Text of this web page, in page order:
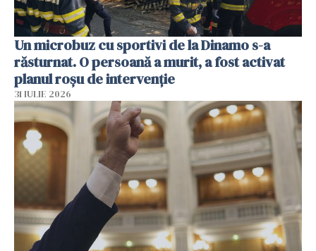
Un microbuz cu sportivi de la Dinamo s-a
răsturnat. O persoană a murit, a fost activat
planul roșu de intervenție
31 IULIE 2026